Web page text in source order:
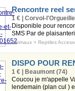
Rencontre reel
1 € | Corvol-
Disponible pour
SMS Par de
Animaux> Reptiles
DISPO POUR
1 € | Beaumont (74)
Coucou je m'appelle
lendemain (plan cul )